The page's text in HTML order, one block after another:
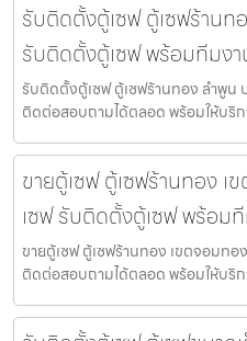
รับติดตั้งตู้เซฟ ตู้เซฟร้านท
รับติดตั้งตู้เซฟ พร้อมทีมง
รับติดตั้งตู้เซฟ ตู้เซฟร้านทอง ลำพูน
ติดต่อสอบถามได้ตลอด พร้อมให้บริ
ขายตู้เซฟ ตู้เซฟร้านทอง
เซฟ รับติดตั้งตู้เซฟ พร้อม
ขายตู้เซฟ ตู้เซฟร้านทอง เขตจอมท
ติดต่อสอบถามได้ตลอด พร้อมให้บริก